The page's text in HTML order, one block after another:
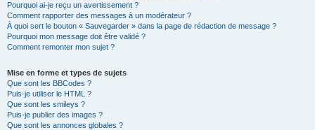
Pourquoi ai-je reçu un avertissement ?
Comment rapporter des messages à un modérateur ?
À quoi sert le bouton « Sauvegarder » dans la page de rédaction de message ?
Pourquoi mon message doit être validé ?
Comment remonter mon sujet ?
Mise en forme et types de sujets
Que sont les BBCodes ?
Puis-je utiliser le HTML ?
Que sont les smileys ?
Puis-je publier des images ?
Que sont les annonces globales ?